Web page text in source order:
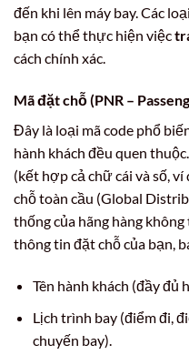
đến khi lên máy bay. Các
bạn có thể thực hiện việc
cách chính xác.
Mã đặt chỗ (PNR –
Đây là loại mã code phổ
hành khách đều quen
(kết hợp cả chữ cái và số,
chỗ toàn cầu (Global
thống của hãng hàng
thông tin đặt chỗ của bạn,
Tên hành khách (đầy đủ
Lịch trình bay (điểm đi,
chuyến bay).